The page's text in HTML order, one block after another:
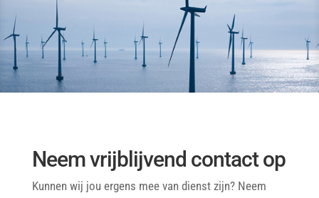
Neem vrijblijvend contact op
Kunnen wij jou ergens mee van dienst zijn? Neem